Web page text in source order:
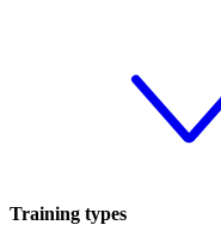
Training types